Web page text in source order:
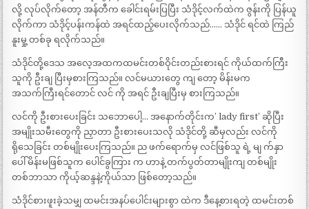
လို့ လုပ်လိုက်တော့ အန်တီက ခေါင်းရမ်းပြပြီး သံဒိုင့်လက်ထဲက ဇွန်းကို ပြန်ယူ
လိုက်ကာ သံဒိုင့်ပန်းကန်ထဲ အရင်ထည့်ပေးလိုက်သည်…… သံဒိုင် ရင်ထဲ ကြည်
နူးမှု့ တစ်ခု ရလိုက်သည်။
သံဒိုင်တို့ဒေသ အလေ့အထကထမင်းတစ်ဝိုင်းတည်းစားရင် ကိုယ်ထက်ကြီး
သူကို ဦးချ ပြီးမှစားကြသည်။ လင်မယားတွေ ကျ တော့ မိန်းမက
အသက်ကြီးရင်တောင် လင် ကို အရင် ဦးချပြီးမှ စားကြသည်။
လင်ကို ဦးစားပေးခြင်း သဘောပေါ့… အနောက်တိုင်းက’ lady first’ ဆိုပြီး
အမျိုးသမီးတွေကို ညှာတာ ဦးစားပေးသလို သံဒိုင်တို့ ဆီမှလည်း လင်ကို
ရိုသေခြင်း တစ်မျိုးပေးကြသည်။ ည ဖက်ရောက်မှ လင်ဖြစ်သူ ရဲ့ မျ က်နှာ
ပေါ် မိန်းမဖြစ်သူက ပေါင်ခွကြား က ဟာနဲ့ တက်ပွတ်တာမျိုးကျ တစ်မျိုး
တစ်ဘာသာ ကိုယ့်ဆန္ဒနဲ့ကိုယ်သာ ဖြစ်တော့သည်။
သံဒိုင်စားဖူးခဲ့သမျှ ထမင်းအနပ်ပေါင်းများစွာ ထဲက ဒီနေ့စားရတဲ့ ထမင်းတစ်